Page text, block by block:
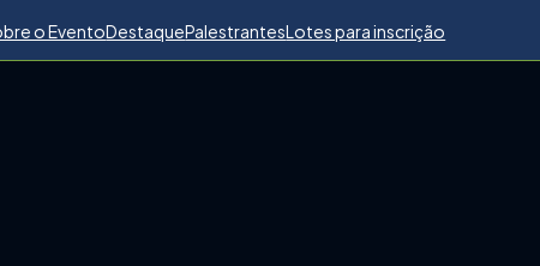
o EventoDestaquePalestrantesLotes para inscrição